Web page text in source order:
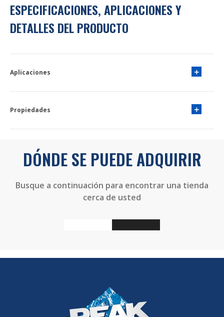
ESPECIFICACIONES, APLICACIONES Y
DETALLES DEL PRODUCTO
Aplicaciones
Propiedades
DÓNDE SE PUEDE ADQUIRIR
Busque a continuación para encontrar una tienda
cerca de usted